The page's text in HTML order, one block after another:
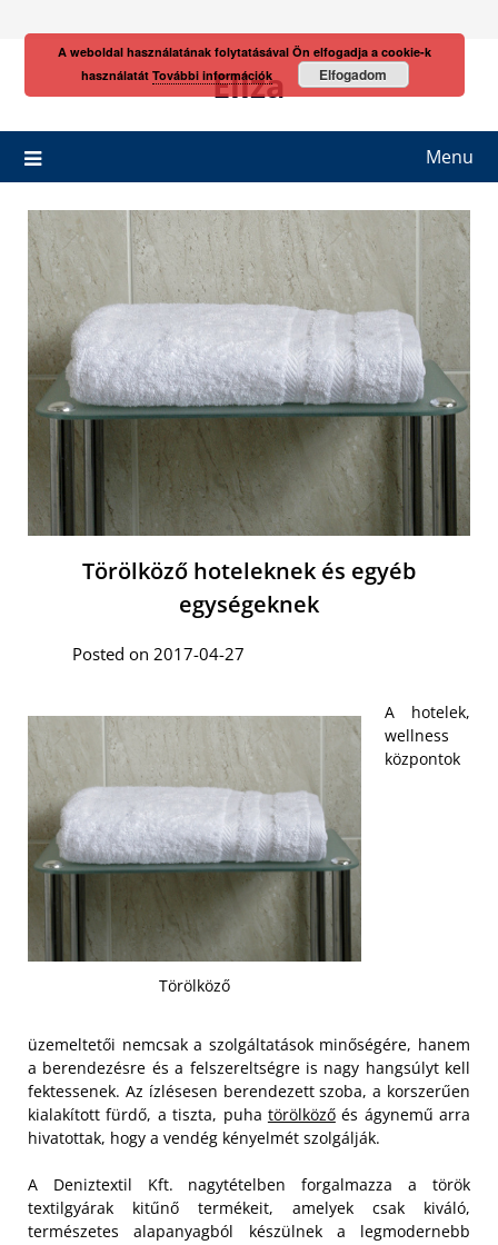
Eliza
Menu
Törölköző hoteleknek és egyéb
egységeknek
Posted on 2017-04-27
Törölköző
A hotelek,
wellness
központok
üzemeltetői nemcsak a szolgáltatások minőségére, hanem
a berendezésre és a felszereltségre is nagy hangsúlyt kell
fektessenek. Az ízlésesen berendezett szoba, a korszerűen
kialakított fürdő, a tiszta, puha törölközőés ágynemű arra
hivatottak, hogy a vendég kényelmét szolgálják.
A Deniztextil Kft. nagytételben forgalmazza a török
textilgyárak kitűnő termékeit, amelyek csak kiváló,
természetes alapanyagból készülnek a legmodernebb
A weboldal használatának folytatásával Ön elfogadja a cookie-k
használatát További információk Elfogadom